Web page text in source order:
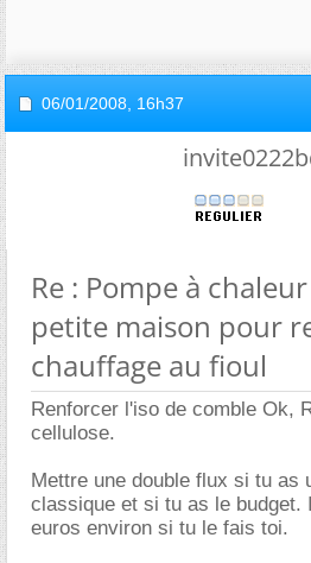
06/01/2008, 16h37
Re : Pompe à
petite maison pour
chauffage au fioul
Renforcer l'iso de comble Ok,
cellulose.
Mettre une double flux si tu as
classique et si tu as le budget.
euros environ si tu le fais toi.